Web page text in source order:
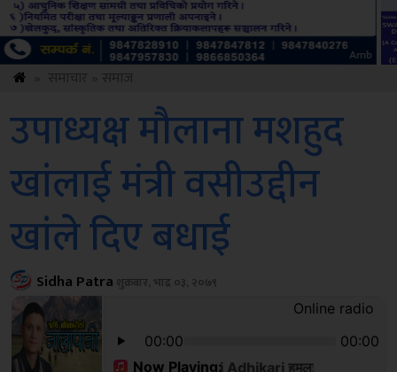
Sdc
उपाध्यक्ष मौलाना मशहुद
खांलाई मंत्री वसीउद्दीन
खांले दिए बधाई
Sidha Patra शुक्रबार, भाद्र ०३, २०७९